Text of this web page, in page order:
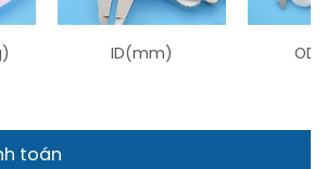
ID(mm) OD
toán